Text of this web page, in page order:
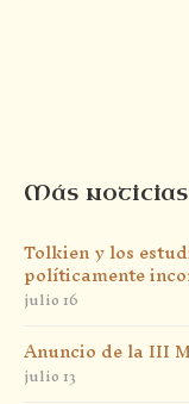
Más noticias
Tolkien y los
políticamente
julio 16
Anuncio de la III
julio 13